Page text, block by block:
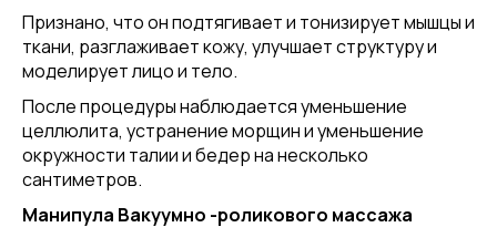
Признано, что он подтягивает и тонизирует мышцы и
ткани, разглаживает кожу, улучшает структуру и
моделирует лицо и тело.
После процедуры наблюдается уменьшение
целлюлита, устранение морщин и уменьшение
окружности талии и бедер на несколько
сантиметров.
Манипула Вакуумно -роликового массажа